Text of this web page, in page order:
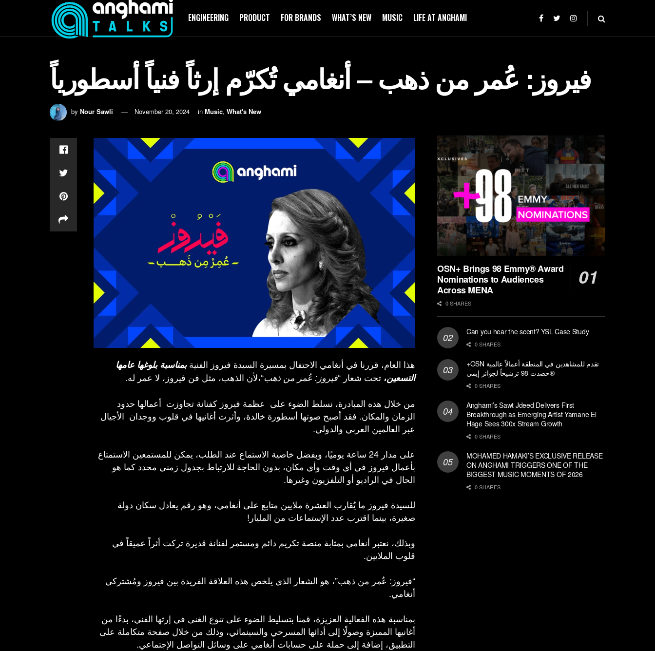
ENGINEERING PRODUCT FOR BRANDS WHAT’S NEW MUSIC LIFE AT ANGHAMI
فيروز: عُمر من ذهب – أنغامي تُكرّم إرثاً فنياً أسطورياً
by Nour Sawli November 20, 2024 in Music, What's New
هذا العام، قررنا في أنغامي الاحتفال بمسيرة السيدة فيروز الفنيةبمناسبة بلوغها عامها
التسعين، تحت شعار “فيروز: عُمر من ذهب“،لأن الذهب، مثل فن فيروز، لا عمر له.
من خلال هذه المبادرة، نسلط الضوء على عظمة فيروز كفنانة تجاوزت أعمالها حدود
الزمان والمكان. فقد أصبح صوتها أسطورة خالدة، وأثرت أغانيها في قلوب ووجدان الأجيال
عبر العالمين العربي والدولي.
على مدار 24 ساعة يوميًا، وبفضل خاصية الاستماع عند الطلب، يمكن للمستمعين الاستمتاع
بأعمال فيروز في أي وقت وأي مكان، بدون الحاجة للارتباط بجدول زمني محدد كما هو
الحال في الراديو أو التلفزيون وغيرها.
للسيدة فيروز ما يُقارب العشرة ملايين متابع على أنغامي، وهو رقم يعادل سكان دولة
صغيرة، بينما اقترب عدد الإستماعات من المليار!
وبذلك، نعتبر أنغامي بمثابة منصة تكريم دائم ومستمر لفنانة قديرة تركت أثراً عميقاً في
قلوب الملايين.
“فيروز: عُمر من ذهب”، هو الشعار الذي يلخص هذه العلاقة الفريدة بين فيروز ومُشتركي
أنغامي.
بمناسبة هذه الفعالية العزيزة، قمنا بتسليط الضوء على تنوع الغنى في إرثها الفني، بدءًا من
أغانيها المميزة وصولًا إلى أدائها المسرحي والسينمائي، وذلك من خلال صفحة متكاملة على
التطبيق، إضافة إلى حملة على حسابات أنغامي على وسائل التواصل الإجتماعي.
OSN+ Brings 98 Emmy® Award
Nominations to Audiences
Across MENA
0 SHARES
Can you hear the scent? YSL Case Study
0 SHARES
+OSN تقدم للمشاهدين في المنطقة أعمالاً عالمية
حصدت 98 ترشيحاً لجوائز إيمي®
0 SHARES
Anghami’s Sawt Jdeed Delivers First
Breakthrough as Emerging Artist Yamane El
Hage Sees 300x Stream Growth
0 SHARES
MOHAMED HAMAKI’S EXCLUSIVE RELEASE
ON ANGHAMI TRIGGERS ONE OF THE
BIGGEST MUSIC MOMENTS OF 2026
0 SHARES